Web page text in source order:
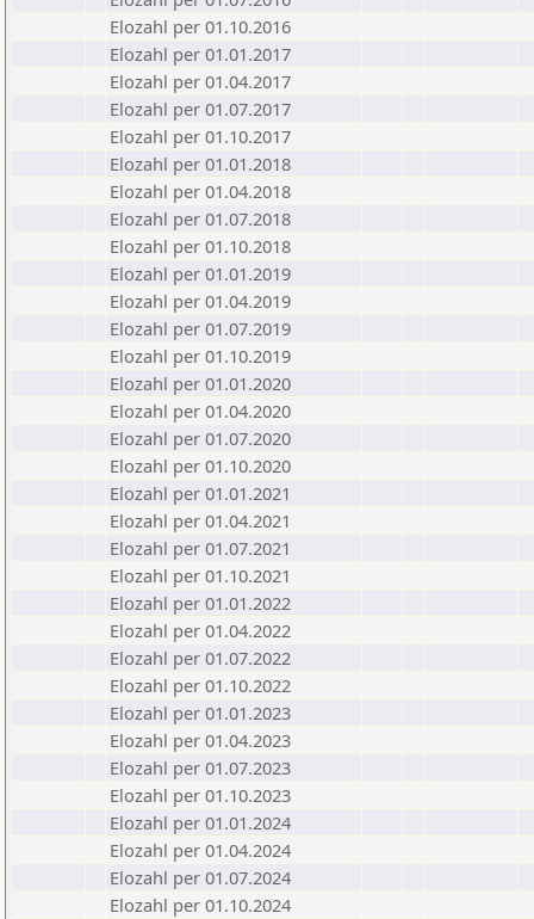
Elozahl per 01.10.2016
Elozahl per 01.01.2017
Elozahl per 01.04.2017
Elozahl per 01.07.2017
Elozahl per 01.10.2017
Elozahl per 01.01.2018
Elozahl per 01.04.2018
Elozahl per 01.07.2018
Elozahl per 01.10.2018
Elozahl per 01.01.2019
Elozahl per 01.04.2019
Elozahl per 01.07.2019
Elozahl per 01.10.2019
Elozahl per 01.01.2020
Elozahl per 01.04.2020
Elozahl per 01.07.2020
Elozahl per 01.10.2020
Elozahl per 01.01.2021
Elozahl per 01.04.2021
Elozahl per 01.07.2021
Elozahl per 01.10.2021
Elozahl per 01.01.2022
Elozahl per 01.04.2022
Elozahl per 01.07.2022
Elozahl per 01.10.2022
Elozahl per 01.01.2023
Elozahl per 01.04.2023
Elozahl per 01.07.2023
Elozahl per 01.10.2023
Elozahl per 01.01.2024
Elozahl per 01.04.2024
Elozahl per 01.07.2024
Elozahl per 01.10.2024